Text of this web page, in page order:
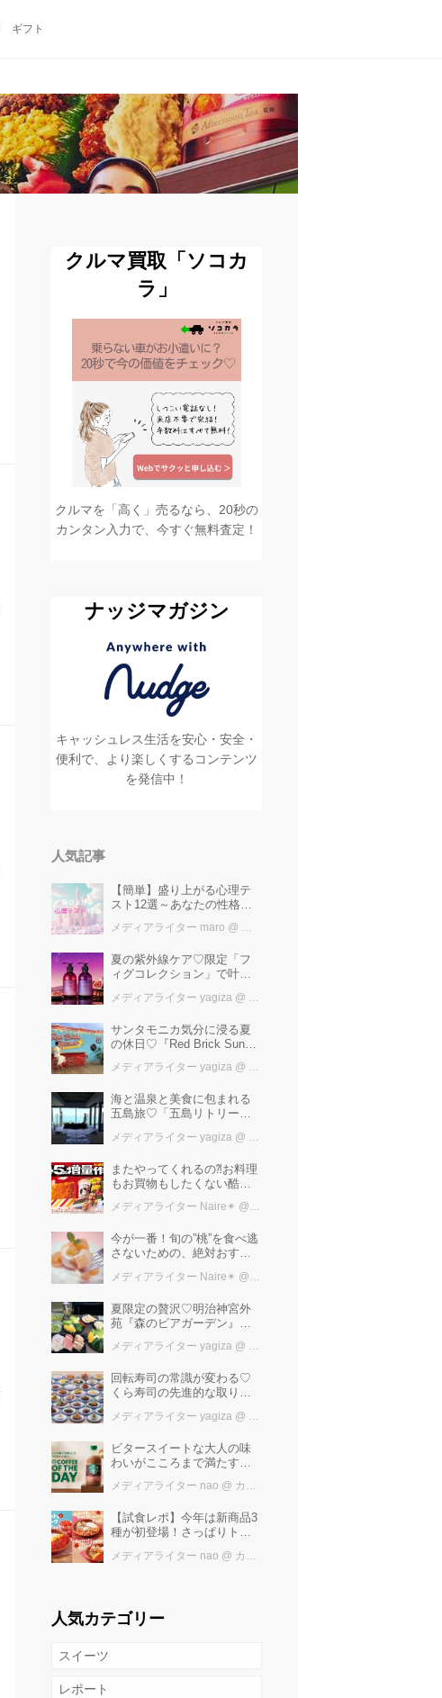
ギフト
クルマ買取「ソコカ
ラ」
クルマを「高く」売るなら、20秒の
カンタン入力で、今すぐ無料査定！
ナッジマガジン
キャッシュレス生活を安心・安全・
便利で、より楽しくするコンテンツ
を発信中！
人気記事
【簡単】盛り上がる心理テ
スト12選～あなたの性格を
メディアライター maro @ カワコレメディア編集部
夏の紫外線ケア♡限定「フ
ィグコレクション」で叶え
メディアライター yagiza @ カワコレメディア編集部
サンタモニカ気分に浸る夏
の休日♡『Red Brick Sunset
レンガ倉庫】
メディアライター yagiza @ カワコレメディア編集部
海と温泉と美食に包まれる
五島旅♡「五島リトリート
極上ご褒美ステイ
メディアライター yagiza @ カワコレメディア編集部
またやってくれるの⁈お料理
もお買物もしたくない酷暑
けば増量中！！
メディアライター Naire✴︎ @ カワコレメディア編集部
今が一番！旬の”桃”を食べ逃
さないための、絶対おすす
メディアライター Naire✴︎ @ カワコレメディア編集部
夏限定の贅沢♡明治神宮外
苑『森のビアガーデン』で
め」を堪能しよう
メディアライター yagiza @ カワコレメディア編集部
回転寿司の常識が変わる♡
くら寿司の先進的な取り組
び！ファン必見の最新トピ
メディアライター yagiza @ カワコレメディア編集部
ビタースイートな大人の味
わいがこころまで満たす
COFFEE OF THE DAY カフ
メディアライター nao @ カワコレメディア編集部
【試食レポ】今年は新商品3
種が初登場！さっぱりトマ
びっくりドンキーの「トマ
メディアライター nao @ カワコレメディア編集部
人気カテゴリー
スイーツ
レポート